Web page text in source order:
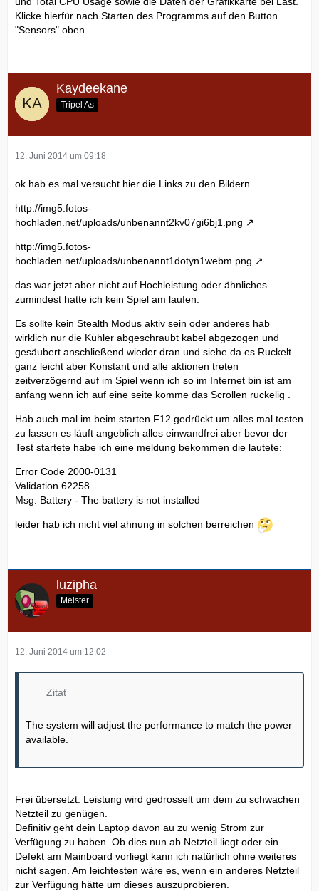
Klicke hierfür nach Starten des Programms auf den Button
"Sensors" oben.
Kaydeekane
Tripel As
12. Juni 2014 um 09:18
ok hab es mal versucht hier die Links zu den Bildern
http://img5.fotos-
hochladen.net/uploads/unbenannt2kv07gi6bj1.png
http://img5.fotos-
hochladen.net/uploads/unbenannt1dotyn1webm.png
das war jetzt aber nicht auf Hochleistung oder ähnliches
zumindest hatte ich kein Spiel am laufen.
Es sollte kein Stealth Modus aktiv sein oder anderes hab
wirklich nur die Kühler abgeschraubt kabel abgezogen und
gesäubert anschließend wieder dran und siehe da es Ruckelt
ganz leicht aber Konstant und alle aktionen treten
zeitverzögernd auf im Spiel wenn ich so im Internet bin ist am
anfang wenn ich auf eine seite komme das Scrollen ruckelig .
Hab auch mal im beim starten F12 gedrückt um alles mal testen
zu lassen es läuft angeblich alles einwandfrei aber bevor der
Test startete habe ich eine meldung bekommen die lautete:
Error Code 2000-0131
Validation 62258
Msg: Battery - The battery is not installed
leider hab ich nicht viel ahnung in solchen berreichen
luzipha
Meister
12. Juni 2014 um 12:02
Zitat
The system will adjust the performance to match the power
available.
Frei übersetzt: Leistung wird gedrosselt um dem zu schwachen
Netzteil zu genügen.
Definitiv geht dein Laptop davon au zu wenig Strom zur
Verfügung zu haben. Ob dies nun ab Netzteil liegt oder ein
Defekt am Mainboard vorliegt kann ich natürlich ohne weiteres
nicht sagen. Am leichtesten wäre es, wenn ein anderes Netzteil
zur Verfügung hätte um dieses auszuprobieren.